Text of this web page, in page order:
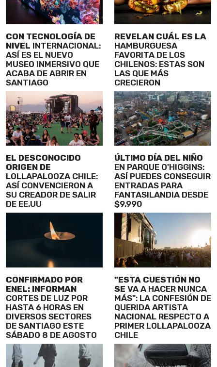
CON TECNOLOGÍA DE
NIVEL INTERNACIONAL:
ASÍ ES EL NUEVO
MUSEO INMERSIVO QUE
ACABA DE ABRIR EN
SANTIAGO
REVELAN CUÁL ES LA
HAMBURGUESA
FAVORITA DE LOS
CHILENOS: ESTAS SON
LAS QUE MÁS
CRECIERON
EL DESCONOCIDO
ORIGEN DE
LOLLAPALOOZA CHILE:
ASÍ CONVENCIERON A
SU CREADOR DE SALIR
DE EE.UU
ÚLTIMO DÍA DEL NIÑO
EN PARQUE O'HIGGINS:
ASÍ PUEDES CONSEGUIR
ENTRADAS PARA
FANTASILANDIA DESDE
$9.990
CONFIRMADO POR
ENEL: INFORMAN
CORTES DE LUZ POR
HASTA 6 HORAS EN
DIVERSOS SECTORES
DE SANTIAGO ESTE
SÁBADO 8 DE AGOSTO
"ESTA CUESTIÓN NO
SE VA A HACER NUNCA
MÁS": LA CONFESIÓN DE
QUERIDA ARTISTA
NACIONAL RESPECTO A
PRIMER LOLLAPALOOZA
CHILE